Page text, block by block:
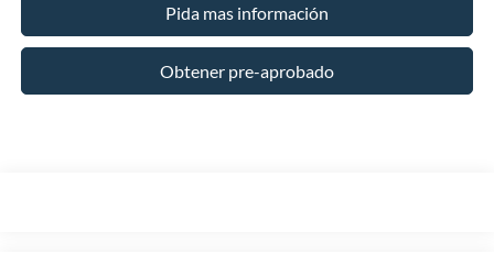
Pida mas información
Obtener pre-aprobado